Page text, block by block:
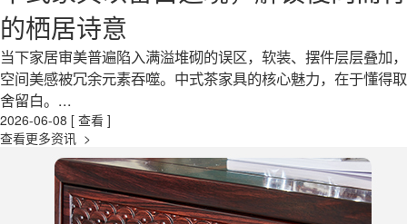
的栖居诗意
当下家居审美普遍陷入满溢堆砌的误区，软装、摆件层层叠加，
空间美感被冗余元素吞噬。中式茶家具的核心魅力，在于懂得取
舍留白。...
2026-06-08 [ 查看 ]
查看更多资讯 >